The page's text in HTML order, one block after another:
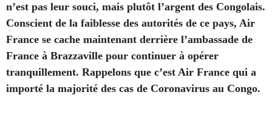
n’est pas leur souci, mais plutôt l’argent des Congolais.
Conscient de la faiblesse des autorités de ce pays, Air
France se cache maintenant derrière l’ambassade de
France à Brazzaville pour continuer à opérer
tranquillement. Rappelons que c’est Air France qui a
importé la majorité des cas de Coronavirus au Congo.